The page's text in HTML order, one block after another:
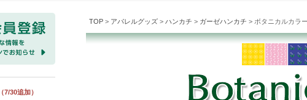
（7/30追加）
TOP > アパレルグッズ > ハンカチ > ガーゼハンカチ > ボタニカルカラ